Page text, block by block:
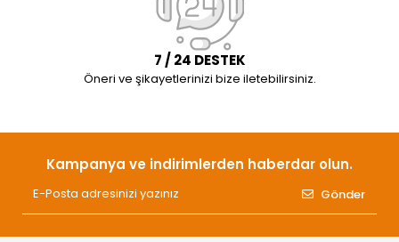
7 / 24 DESTEK
Öneri ve şikayetlerinizi bize iletebilirsiniz.
Kampanya ve indirimlerden haberdar olun.
Gönder